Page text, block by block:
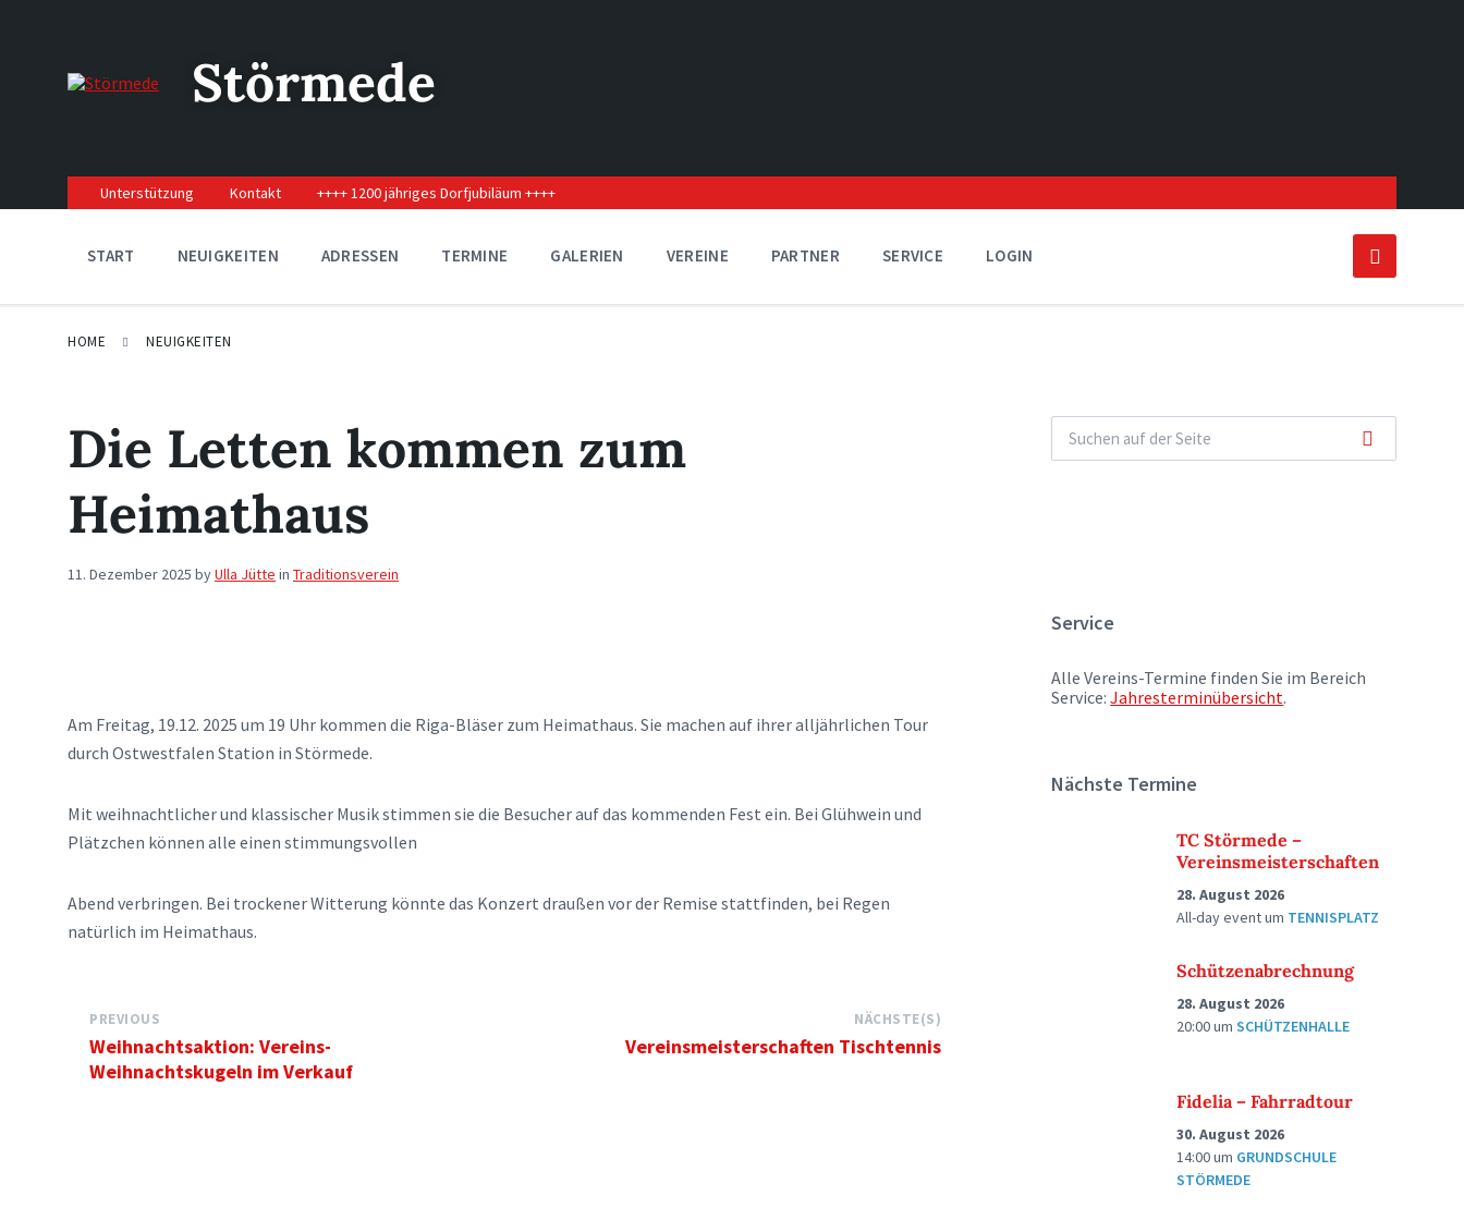
navigation
Störmede
Unterstützung Kontakt ++++ 1200 jähriges Dorfjubiläum ++++
START NEUIGKEITEN ADRESSEN TERMINE GALERIEN VEREINE PARTNER SERVICE LOGIN
HOME NEUIGKEITEN
Die Letten kommen zum
Heimathaus
11. Dezember 2025 byUlla Jütte in Traditionsverein
Am Freitag, 19.12. 2025 um 19 Uhr kommen die Riga-Bläser zum Heimathaus. Sie machen auf ihrer alljährlichen Tour
durch Ostwestfalen Station in Störmede.
Mit weihnachtlicher und klassischer Musik stimmen sie die Besucher auf das kommenden Fest ein. Bei Glühwein und
Plätzchen können alle einen stimmungsvollen
Abend verbringen. Bei trockener Witterung könnte das Konzert draußen vor der Remise stattfinden, bei Regen
natürlich im Heimathaus.
PREVIOUS
Weihnachtsaktion: Vereins-
Weihnachtskugeln im Verkauf
NÄCHSTE(S)
Vereinsmeisterschaften Tischtennis
Service
Alle Vereins-Termine finden Sie im Bereich
Service:Jahresterminübersicht.
Nächste Termine
TC Störmede –
Vereinsmeisterschaften
28. August 2026
All-day eventum TENNISPLATZ
Schützenabrechnung
28. August 2026
20:00umSCHÜTZENHALLE
Fidelia – Fahrradtour
30. August 2026
14:00um GRUNDSCHULE
STÖRMEDE